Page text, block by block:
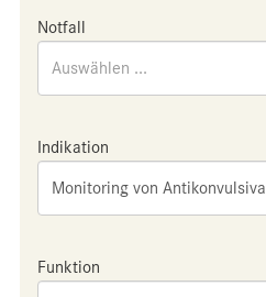
Notfall
Auswählen ...
Indikation
Monitoring von Antikonvulsiva
Funktion